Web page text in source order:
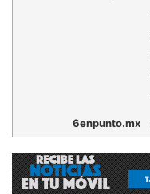
6enpunto.mx